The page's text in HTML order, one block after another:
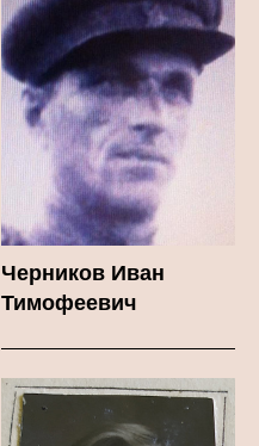
Черников Иван
Тимофеевич